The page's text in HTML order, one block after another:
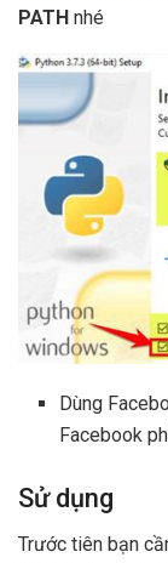
PATH nhé
Dùng
Facebook
Sử dụng
Trước tiên bạn